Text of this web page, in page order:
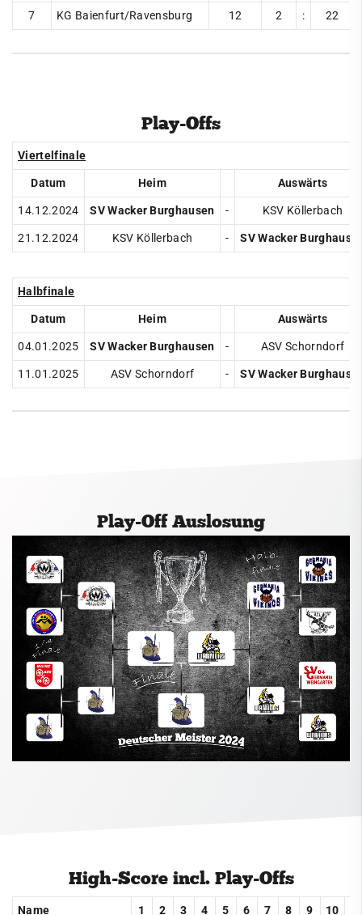
7
KG Baienfurt/Ravensburg 12 2 : 22
Play-Offs
Viertelfinale
Datum
Heim
Auswärts
14.12.2024
SV Wacker Burghausen -
KSV Köllerbach
21.12.2024
KSV Köllerbach - SV Wacker
Halbfinale
Datum
Heim
Auswärts
04.01.2025
SV Wacker Burghausen -
ASV Schorndorf
11.01.2025
ASV Schorndorf - SV Wacker
Play-Off Auslosung
High-Score incl. Play-Offs
Name 1 2 3 4 5 6 7 8 9 10
Tickets & Eintrittspreise
Rückblick
2023
2022
2016
2014
2009
2008
2007
2006
2005
2004
2003